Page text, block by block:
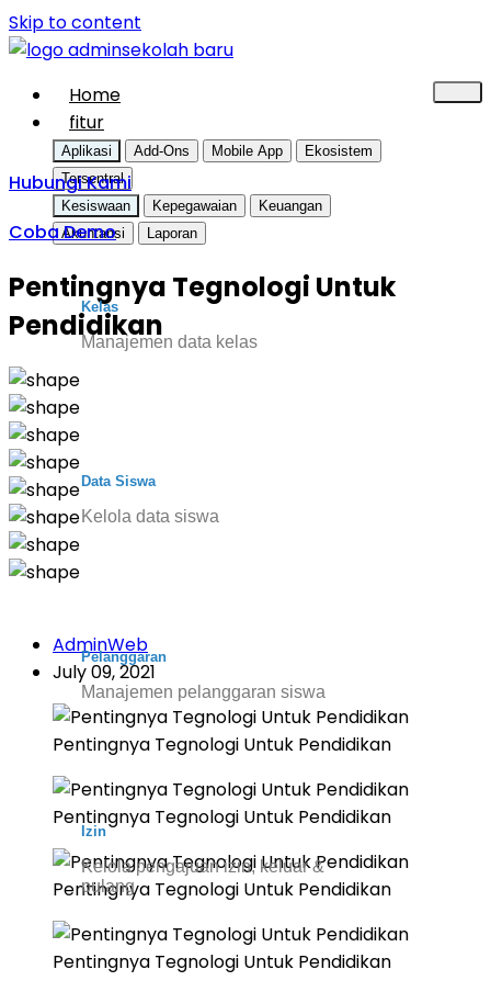
Skip to content
Home
fitur
Aplikasi Add-Ons Mobile App
Ekosistem
Tersentral
Kesiswaan
Kepegawaian
Keuangan
Akuntansi
Laporan
Kelas
Manajemen data kelas
Data Siswa
Kelola data siswa
Pelanggaran
Manajemen pelanggaran siswa
Izin
Kelola pengajuan izin, keluar &
pulang
Hubungi Kami
Coba Demo
Pentingnya Tegnologi Untuk
Pendidikan
AdminWeb
July 09, 2021
Pentingnya Tegnologi Untuk Pendidikan
Pentingnya Tegnologi Untuk Pendidikan
Pentingnya Tegnologi Untuk Pendidikan
Pentingnya Tegnologi Untuk Pendidikan